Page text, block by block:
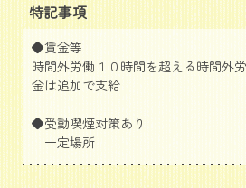
特記事項
◆賃金等
時間外労働１０時間を超える時間外
金は追加で支給
◆受動喫煙対策あり
一定場所